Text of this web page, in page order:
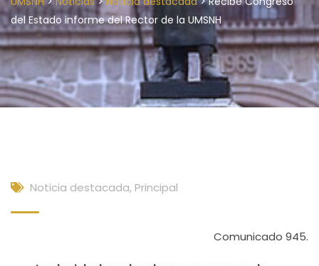
del Estado informe del Rector de la UMSNH
Noticia destacada, Principal
Comunicado 945.